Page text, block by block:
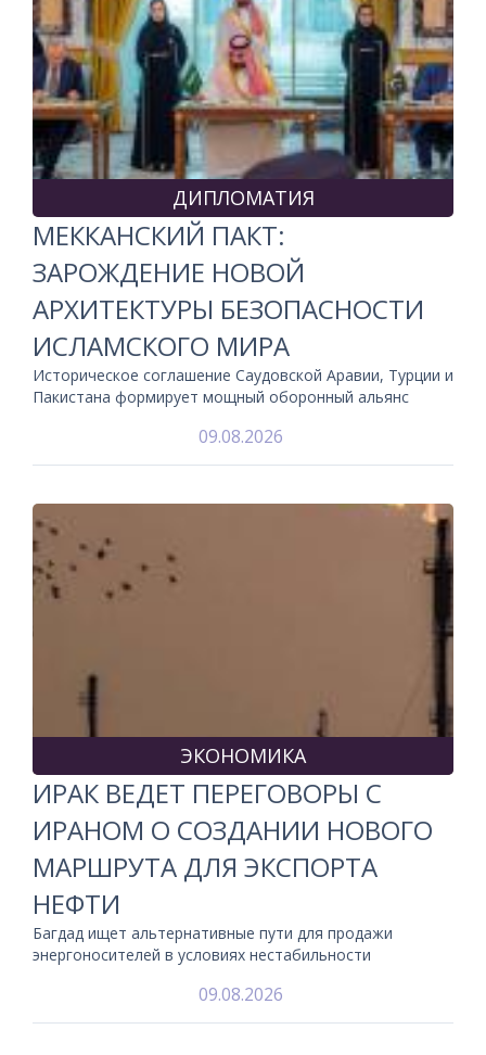
ДИПЛОМАТИЯ
МЕККАНСКИЙ ПАКТ:
ЗАРОЖДЕНИЕ НОВОЙ
АРХИТЕКТУРЫ БЕЗОПАСНОСТИ
ИСЛАМСКОГО МИРА
Историческое соглашение Саудовской Аравии, Турции и
Пакистана формирует мощный оборонный альянс
09.08.2026
ЭКОНОМИКА
ИРАК ВЕДЕТ ПЕРЕГОВОРЫ С
ИРАНОМ О СОЗДАНИИ НОВОГО
МАРШРУТА ДЛЯ ЭКСПОРТА
НЕФТИ
Багдад ищет альтернативные пути для продажи
энергоносителей в условиях нестабильности
09.08.2026